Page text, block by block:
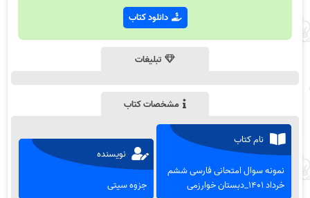
دانلود کتاب
تبلیغات
مشخصات کتاب
نام کتاب
نمونه سوال امتحانی فارسی ششم
خرداد ۱۴۰۱_دبستان خوارزمی
نویسنده
جزوه سیتی